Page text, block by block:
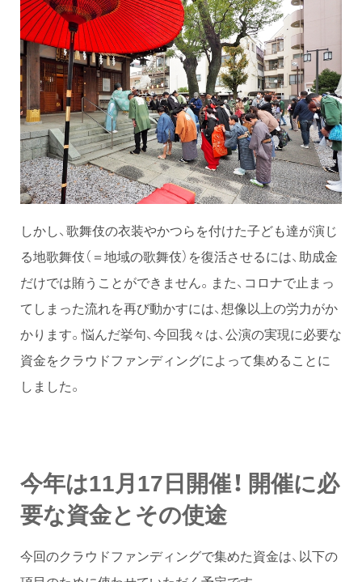
しかし、歌舞伎の衣装やかつらを付けた子ども達が演じ
る地歌舞伎（＝地域の歌舞伎）を復活させるには、助成金
だけでは賄うことができません。また、コロナで止まっ
てしまった流れを再び動かすには、想像以上の労力がか
かります。悩んだ挙句、今回我々は、公演の実現に必要な
資金をクラウドファンディングによって集めることに
しました。
今年は11月17日開催！ 開催に必
要な資金とその使途
今回のクラウドファンディングで集めた資金は、以下の